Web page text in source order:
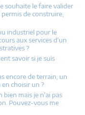
souhaite le faire valider
de construire,
industriel pour le
aux services d'un
?
savoir si je suis
encore de terrain, un
choisir un ?
bien mais je n'ai pas
Pouvez-vous me